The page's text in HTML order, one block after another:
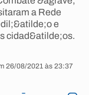
a Rede
e
cidad&atilde;os.
26/08/2021 às 23:37